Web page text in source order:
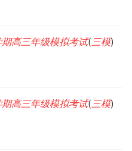
高三年级模拟考试(三模)
高三年级模拟考试(三模)